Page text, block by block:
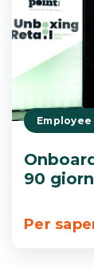
90
Per